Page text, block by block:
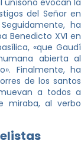
unísono evocan la
del Señor en
ha
Benedicto XVI en
«que Gaudí
abierta al
Finalmente, ha
de los santos
a todos a
miraba, al verbo